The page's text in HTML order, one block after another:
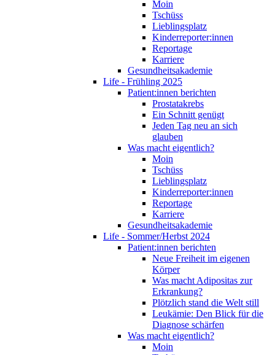
Moin
Tschüss
Lieblingsplatz
Kinderreporter:innen
Reportage
Karriere
Gesundheitsakademie
Life - Frühling 2025
Patient:innen berichten
Prostatakrebs
Ein Schnitt genügt
Jeden Tag neu an sich
glauben
Was macht eigentlich?
Moin
Tschüss
Lieblingsplatz
Kinderreporter:innen
Reportage
Karriere
Gesundheitsakademie
Life - Sommer/Herbst 2024
Patient:innen berichten
Neue Freiheit im eigenen
Körper
Was macht Adipositas zur
Erkrankung?
Plötzlich stand die Welt still
Leukämie: Den Blick für die
Diagnose schärfen
Was macht eigentlich?
Moin